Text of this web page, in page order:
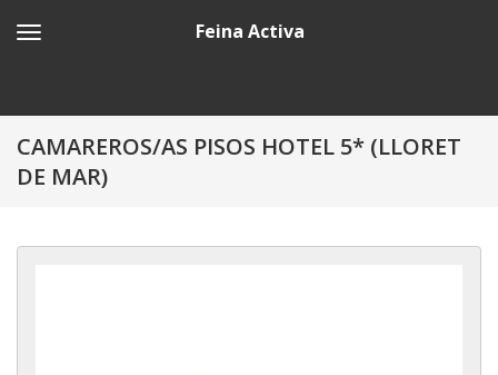
Feina Activa
CAMAREROS/AS PISOS HOTEL 5* (LLORET
DE MAR)